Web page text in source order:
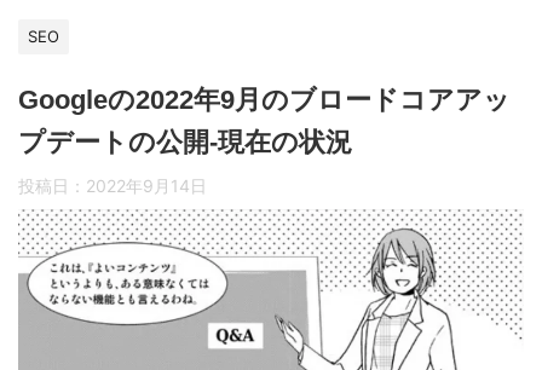
SEO
Googleの2022年9月のブロードコアアッ
プデートの公開-現在の状況
投稿日： 2022年9月14日